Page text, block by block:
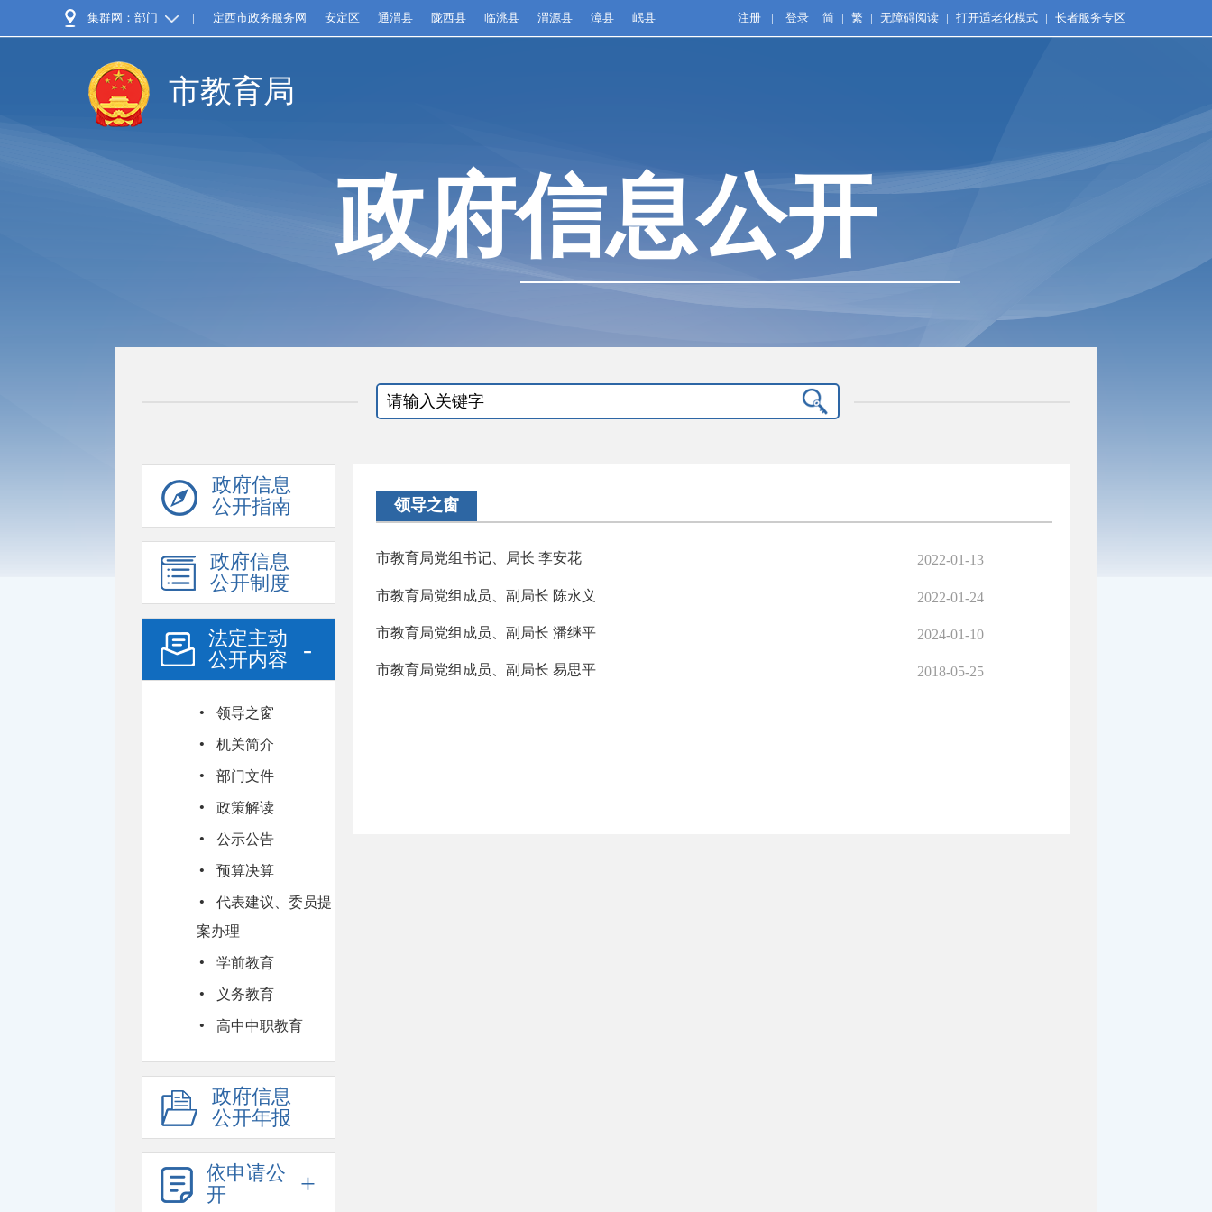
集群网：部门 | 定西市政务服务网 安定区 通渭县 陇西县 临洮县 渭源县 漳县 岷县 注册 | 登录 简 | 繁 | 无障碍阅读 | 打开适老化模式 | 长者服务专区
市教育局
政府信息公开
政府信息
公开指南
政府信息
公开制度
法定主动
公开内容
-
· 领导之窗
· 机关简介
· 部门文件
· 政策解读
· 公示公告
· 预算决算
·
代表建议、委员提
案办理
· 学前教育
· 义务教育
· 高中中职教育
政府信息
公开年报
依申请公
开
+
领导之窗
市教育局党组书记、局长 李安花 2022-01-13
市教育局党组成员、副局长 陈永义 2022-01-24
市教育局党组成员、副局长 潘继平 2024-01-10
市教育局党组成员、副局长 易思平 2018-05-25